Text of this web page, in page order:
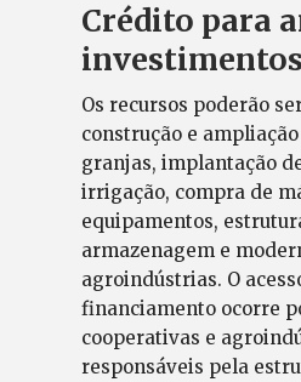
Crédito para
investimentos
Os recursos poderão
construção e
granjas, implantação
irrigação, compra de
equipamentos,
armazenagem e
agroindústrias. O
financiamento ocorre
cooperativas e
responsáveis pela